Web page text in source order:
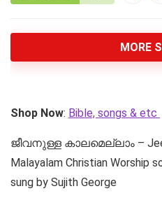
MORE
Shop Now: Bible, songs & etc
ജീവനുള്ള കാലമെല്ലാം –
Malayalam Christian Worship
sung by Sujith George